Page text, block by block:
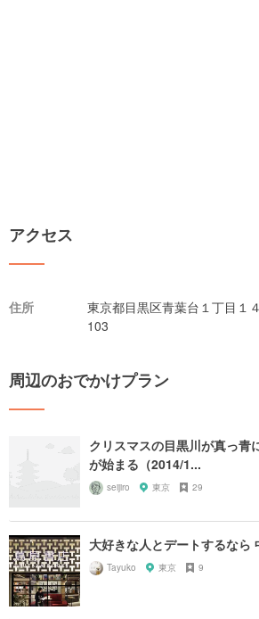
アクセス
住所
東京都目黒区青葉台１丁目１
103
周辺のおでかけプラン
クリスマスの目黒川が真っ青
が始まる（2014/1...
seijiro 東京 29
大好きな人とデートするなら
Tayuko 東京 9